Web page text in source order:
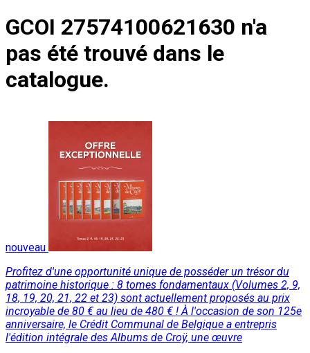
GCOI 27574100621630 n'a
pas été trouvé dans le
catalogue.
nouveau
Profitez d'une opportunité unique de posséder un trésor du
patrimoine historique : 8 tomes fondamentaux (Volumes 2, 9,
18, 19, 20, 21, 22 et 23) sont actuellement proposés au prix
incroyable de 80 € au lieu de 480 € ! À l'occasion de son 125e
anniversaire, le Crédit Communal de Belgique a entrepris
l'édition intégrale des Albums de Croÿ, une œuvre